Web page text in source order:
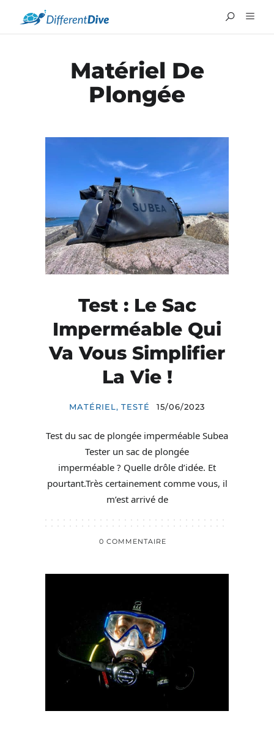
Matériel De
Plongée
Test : Le Sac
Imperméable Qui
Va Vous Simplifier
La Vie !
MATÉRIEL, TESTÉ 15/06/2023
Test du sac de plongée imperméable Subea
Tester un sac de plongée
imperméable ? Quelle drôle d’idée. Et
pourtant.Très certainement comme vous, il
m’est arrivé de
0 COMMENTAIRE